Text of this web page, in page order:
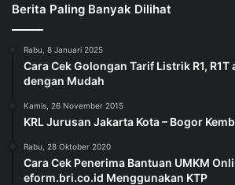
Berita Paling Banyak Dilihat
Rabu, 8 Januari 2025
Cara Cek Golongan Tarif Listrik R1, R1T
dengan Mudah
Kamis, 26 November 2015
KRL Jurusan Jakarta Kota – Bogor
Rabu, 28 Oktober 2020
Cara Cek Penerima Bantuan UMKM
eform.bri.co.id Menggunakan KTP